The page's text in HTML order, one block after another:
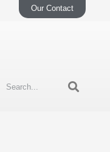
Our Contact